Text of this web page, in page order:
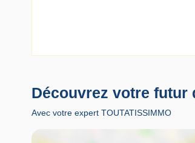
Découvrez votre futur
Avec votre expert TOUTATISSIMMO